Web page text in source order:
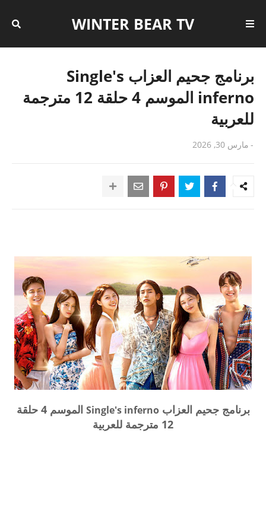
WINTER BEAR TV
برنامج جحيم العزاب Single's
inferno الموسم 4 حلقة 12 مترجمة
للعربية
- مارس 30, 2026
برنامج جحيم العزابSingle's inferno
الموسم 4 حلقة
12 مترجمة للعربية